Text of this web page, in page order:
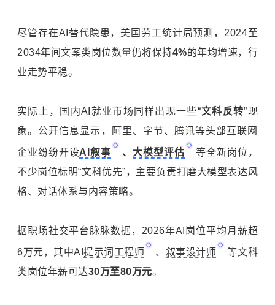
尽管存在AI替代隐患，美国劳工统计局预测，2024至
2034年间文案类岗位数量仍将保持4%的年均增速，行
业走势平稳。
实际上，国内AI就业市场同样出现一些“文科反转”现
象。公开信息显示，阿里、字节、腾讯等头部互联网
企业纷纷开设AI叙事 、 大模型评估
等全新岗位，
不少岗位标明“文科优先”，主要负责打磨大模型表达风
格、对话体系与内容策略。
据职场社交平台脉脉数据，2026年AI岗位平均月薪超
6万元，其中AI提示词工程师 、 叙事设计师
等文科
类岗位年薪可达30万至80万元。